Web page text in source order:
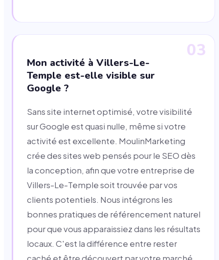
03
Mon activité à Villers-Le-
Temple est-elle visible sur
Google ?
Sans site internet optimisé, votre visibilité
sur Google est quasi nulle, même si votre
activité est excellente. MoulinMarketing
crée des sites web pensés pour le SEO dès
la conception, afin que votre entreprise de
Villers-Le-Temple soit trouvée par vos
clients potentiels. Nous intégrons les
bonnes pratiques de référencement naturel
pour que vous apparaissiez dans les résultats
locaux. C'est la différence entre rester